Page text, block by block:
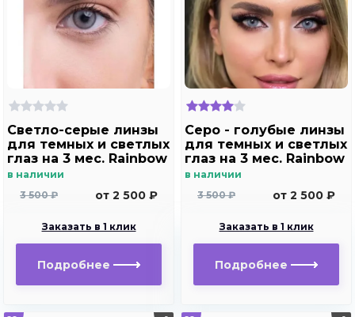
Светло-серые линзы
для темных и светлых
глаз на 3 мес. Rainbow
Marine Ring gray с
в наличии
3 500 ₽
от 2 500 ₽
Заказать в 1 клик
Подробнее
Серо - голубые линзы
для темных и светлых
глаз на 3 мес. Rainbow
Marine Ring Blue с
в наличии
3 500 ₽
от 2 500 ₽
Заказать в 1 клик
Подробнее